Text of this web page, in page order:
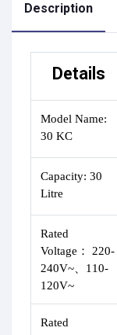
Description
Details
Model Name:
30 KC
Capacity: 30
Litre
Rated
Voltage ：
220-
240V~、110-
120V~
Rated